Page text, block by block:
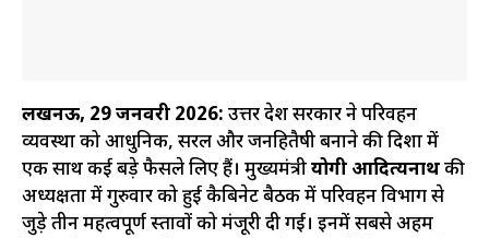
लखनऊ, 29 जनवरी 2026: उत्तर प्रदेश सरकार ने परिवहन
व्यवस्था को आधुनिक, सरल और जनहितैषी बनाने की दिशा में
एक साथ कई बड़े फैसले लिए हैं। मुख्यमंत्रीयोगी आदित्यनाथकी
अध्यक्षता में गुरुवार को हुई कैबिनेट बैठक में परिवहन विभाग से
जुड़े तीन महत्वपूर्ण प्रस्तावों को मंजूरी दी गई। इनमें सबसे अहम